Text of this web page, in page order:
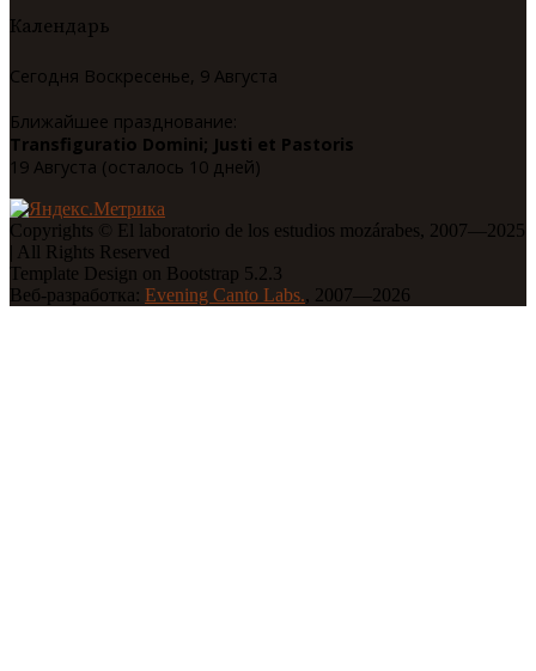
Календарь
Сегодня Воскресенье, 9 Августа
Ближайшее празднование:
Transfiguratio Domini; Justi et Pastoris
19 Августа (осталось 10 дней)
Copyrights © El laboratorio de los estudios mozárabes, 2007—2025
| All Rights Reserved
Template Design on Bootstrap 5.2.3
Веб-разработка: Evening Canto Labs., 2007—2026